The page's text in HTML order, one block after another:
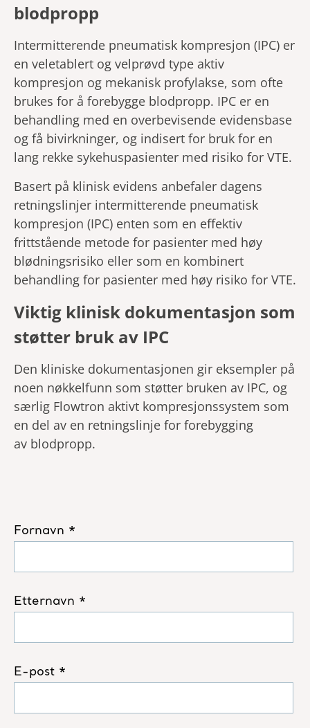
blodpropp
Intermitterende pneumatisk kompresjon (IPC) er
en veletablert og velprøvd type aktiv
kompresjon og mekanisk profylakse, som ofte
brukes for å forebygge blodpropp. IPC er en
behandling med en overbevisende evidensbase
og få bivirkninger, og indisert for bruk for en
lang rekke sykehuspasienter med risiko for VTE.
Basert på klinisk evidens anbefaler dagens
retningslinjer intermitterende pneumatisk
kompresjon (IPC) enten som en effektiv
frittstående metode for pasienter med høy
blødningsrisiko eller som en kombinert
behandling for pasienter med høy risiko for VTE.
Viktig klinisk dokumentasjon som
støtter bruk av IPC
Den kliniske dokumentasjonen gir eksempler på
noen nøkkelfunn som støtter bruken av IPC, og
særlig Flowtron aktivt kompresjonssystem som
en del av en retningslinje for forebygging
av blodpropp.